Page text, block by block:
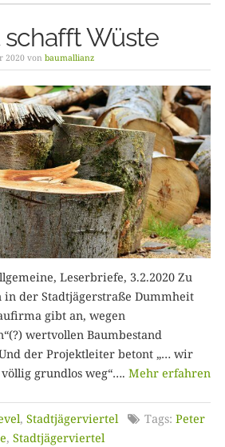
Wüste
2020 von baumallianz
Leserbriefe, 3.2.2020 Zu
in der Stadtjägerstraße Dummheit
gibt an, wegen
wertvollen Baumbestand
der Projektleiter betont „… wir
grundlos weg“…. Mehr erfahren
, Stadtjägerviertel Tags: Peter
, Stadtjägerviertel